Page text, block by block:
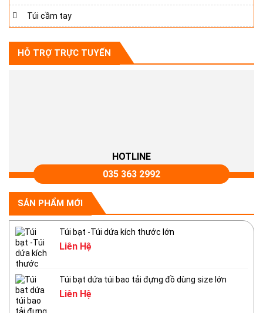
Túi cầm tay
HỖ TRỢ TRỰC TUYẾN
HOTLINE
035 363 2992
SẢN PHẨM MỚI
Túi bạt -Túi dứa kích thước lớn
Liên Hệ
Túi bạt dứa túi bao tải đựng đồ dùng size lớn
Liên Hệ